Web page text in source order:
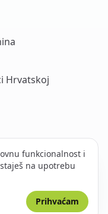
Hrvatskoj
funkcionalnost i
na upotrebu
Prihvaćam